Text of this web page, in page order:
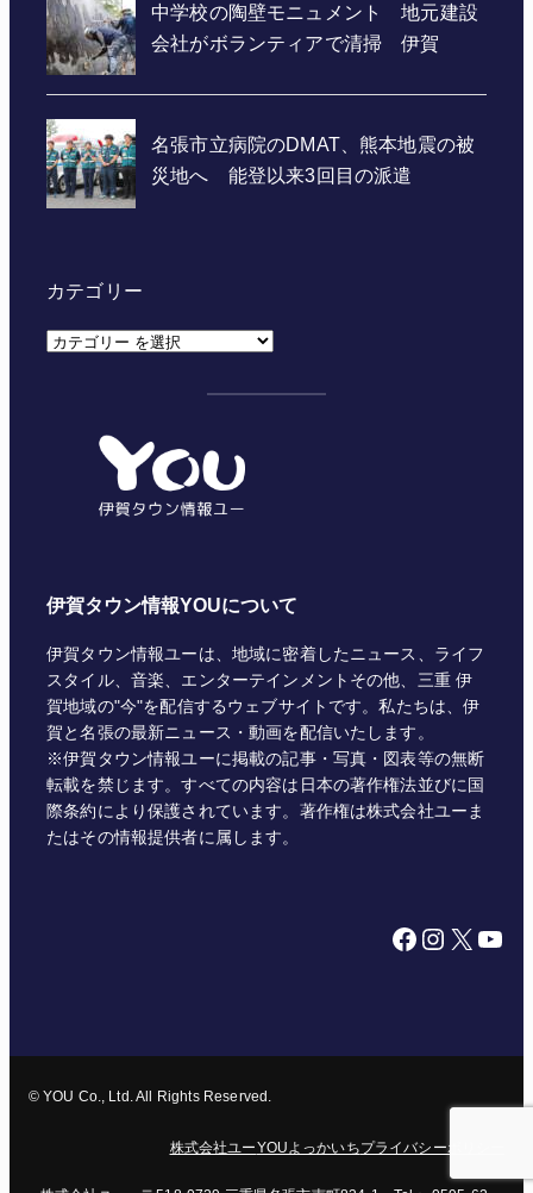
カテゴリー
カ
伊賀タウン情報YOUについて
伊賀タウン情報ユーは、地域に密着したニュース、ライフ
スタイル、音楽、エンターテインメントその他、三重 伊
賀地域の"今"を配信するウェブサイトです。私たちは、伊
賀と名張の最新ニュース・動画を配信いたします。
※伊賀タウン情報ユーに掲載の記事・写真・図表等の無断
転載を禁じます。すべての内容は日本の著作権法並びに国
際条約により保護されています。著作権は株式会社ユーま
たはその情報提供者に属します。
Facebook Instagram X YouTube
© YOU Co., Ltd. All Rights Reserved.
株式会社ユーYOUよっかいちプライバシーポリシー